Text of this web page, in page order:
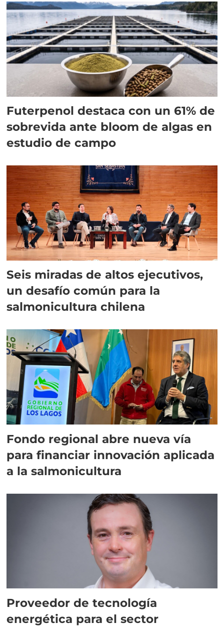
Futerpenol destaca con un 61% de
sobrevida ante bloom de algas en
estudio de campo
Seis miradas de altos ejecutivos,
un desafío común para la
salmonicultura chilena
Fondo regional abre nueva vía
para financiar innovación aplicada
a la salmonicultura
Proveedor de tecnología
energética para el sector